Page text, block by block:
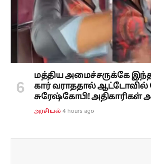
மத்திய அமைச்சருக்கே
கார் வராததால்
சுரேஷ்கோபி! அதிகாரிகள்
அரசியல் 4 hours ago